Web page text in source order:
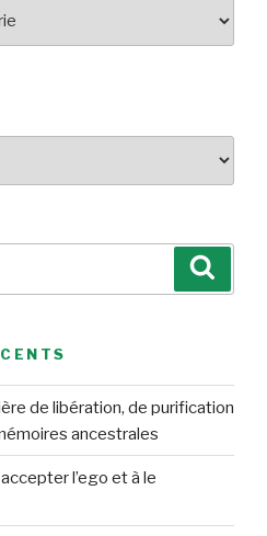
de libération, de purification
ancestrales
l’ego et à le